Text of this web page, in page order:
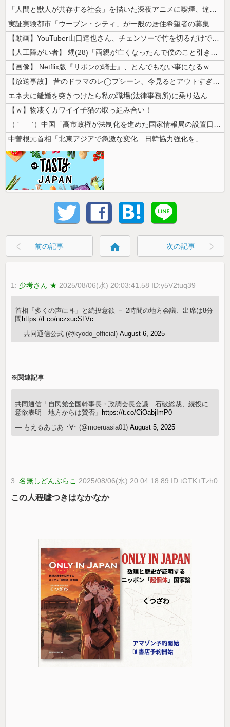
「人間と獣人が共存する社会」を描いた深夜アニメに喫煙、違法薬物の連想シ...
実証実験都市「ウーブン・シティ」が一般の居住希望者の募集開始 すでにト...
【動画】YouTuber山口達也さん、チェンソーで竹を切るだけで600...
【人工障がい者】 甥(28)「両親が亡くなったんで僕のこと引き取ってほ...
【画像】 Netflix版『リボンの騎士』、とんでもない事になるｗｗｗ...
【放送事故】 昔のドラマのレ◯プシーン、今見るとアウトすぎる・・・
エネ夫に離婚を突きつけたら私の職場(法律事務所)に乗り込んできた 堂々...
【ｗ】物凄くカワイイ子猫の取っ組み合い！
（ ´_ゝ`）中国「高市政権が法制化を進めた国家情報局の設置日が7月3...
中曽根元首相「北東アジアで急激な変化 日韓協力強化を」
前の記事 home 次の記事
1: 少考さん ★ 2025/08/06(水) 20:03:41.58 ID:y5V2tuq39
首相「多くの声に耳」と続投意欲 － 2時間の地方会議、出席は8分
間 https://t.co/nczxucSLVc
— 共同通信公式 (@kyodo_official)August 6, 2025
※関連記事
共同通信「自民党全国幹事長・政調会長会議 石破総裁、続投に
意欲表明 地方からは賛否」 https://t.co/CiOabjImP0
— もえるあじあ ･∀･ (@moeruasia01)August 5, 2025
3:名無しどんぶらこ 2025/08/06(水) 20:04:18.89 ID:tGTK+Tzh0
この人程嘘つきはなかなか